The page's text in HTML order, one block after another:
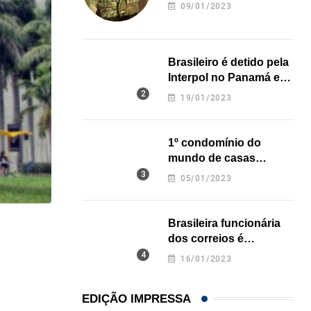
Açaí é reconhecido oficialmente como fruto
09/01/2023
Brasileiro é detido pela
Interpol no Panamá e
pode pegar prisão
19/01/2023
1º condomínio do
mundo de casas
impressas em 3D é
05/01/2023
Brasileira funcionária
dos correios é
assassinada a facadas
16/01/2023
EDIÇÃO IMPRESSA